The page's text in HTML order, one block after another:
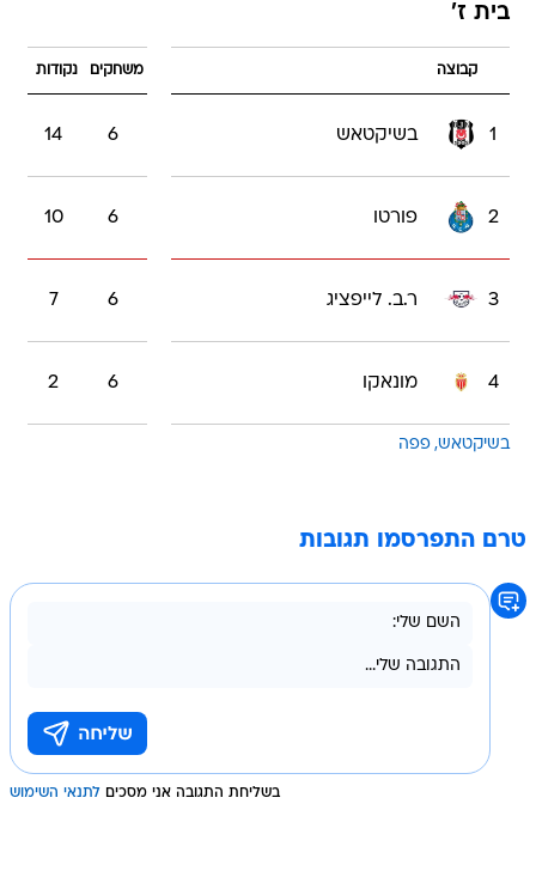
בית ז'
קבוצה משחקים נקודות
1 בשיקטאש 6
14
2 פורטו 6
10
3 ר.ב. לייפציג 6
7
4 מונאקו 6
2
בשיקטאש פפה
טרם התפרסמו תגובות
בשליחת התגובה אני מסכים לתנאי השימוש